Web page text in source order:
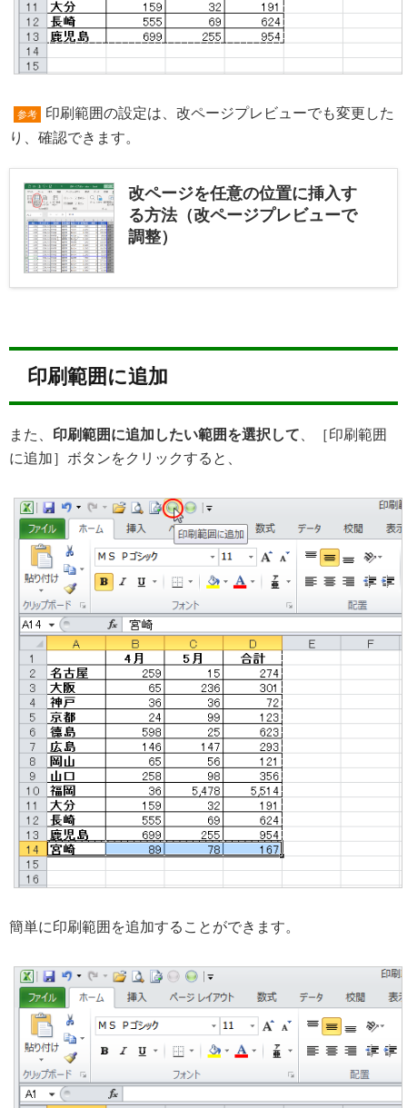
参考
印刷範囲の設定は、改ページプレビューでも変更した
り、確認できます。
改ページを任意の位置に挿入す
る方法（改ページプレビューで
調整）
印刷範囲に追加
また、 印刷範囲に追加したい範囲を選択して 、［印刷範囲
に追加］ボタンをクリックすると、
簡単に印刷範囲を追加することができます。